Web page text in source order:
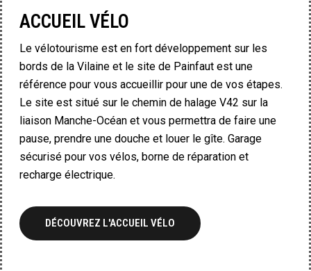
ACCUEIL VÉLO
Le vélotourisme est en fort développement sur les
bords de la Vilaine et le site de Painfaut est une
référence pour vous accueillir pour une de vos étapes.
Le site est situé sur le chemin de halage V42 sur la
liaison Manche-Océan et vous permettra de faire une
pause, prendre une douche et louer le gîte. Garage
sécurisé pour vos vélos, borne de réparation et
recharge électrique.
DÉCOUVREZ L'ACCUEIL VÉLO